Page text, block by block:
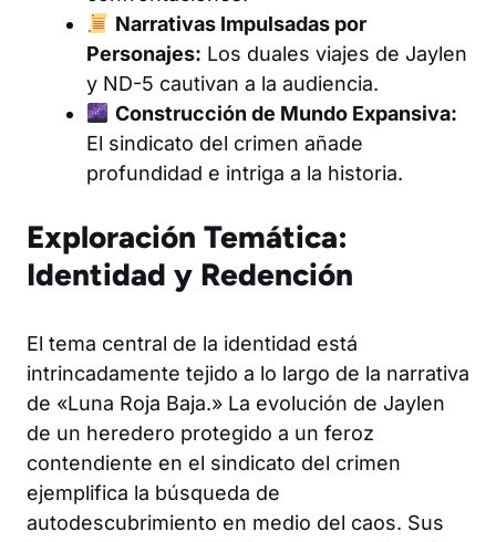
Narrativas Impulsadas por
Personajes: Los duales viajes de Jaylen
y ND-5 cautivan a la audiencia.
Construcción de Mundo Expansiva:
El sindicato del crimen añade
profundidad e intriga a la historia.
Exploración Temática:
Identidad y Redención
El tema central de la identidad está
intrincadamente tejido a lo largo de la narrativa
de «Luna Roja Baja.» La evolución de Jaylen
de un heredero protegido a un feroz
contendiente en el sindicato del crimen
ejemplifica la búsqueda de
autodescubrimiento en medio del caos. Sus